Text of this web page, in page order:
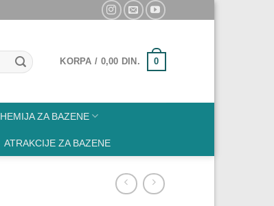
KORPA / 0,00 DIN. 0
HEMIJA ZA BAZENE
ATRAKCIJE ZA BAZENE